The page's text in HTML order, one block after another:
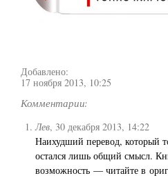
Добавлено:
17 ноября 2013, 10:25
Комментарии:
Лев,30 декабря 2013, 14:22
Наихудший перевод, который
остался лишь общий смысл.
возможность — читайте в